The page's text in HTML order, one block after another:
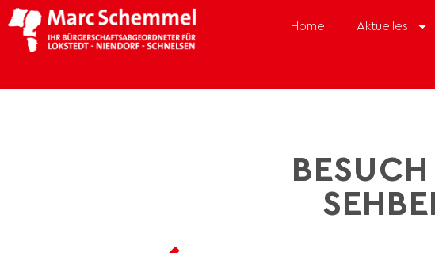
Home Aktuelles